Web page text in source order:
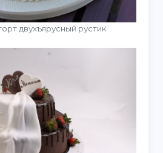
двухъярусный рустик